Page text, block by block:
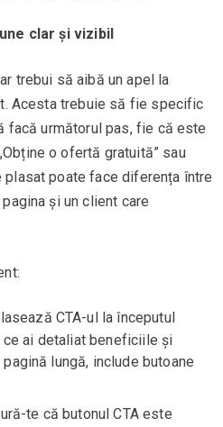
clar și vizibil
trebui să aibă un apel la
Acesta trebuie să fie specific
facă următorul pas, fie că este
o ofertă gratuită” sau
plasat poate face diferența între
și un client care
CTA-ul la începutul
ce ai detaliat beneficiile și
lungă, include butoane
te că butonul CTA este